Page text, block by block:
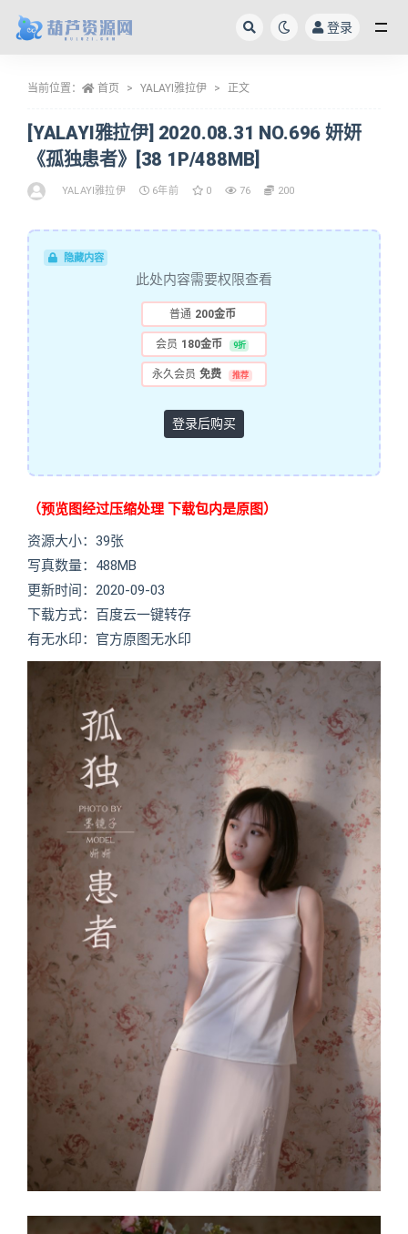
登录
当前位置： 首页 YALAYI雅拉伊 正文
[YALAYI雅拉伊] 2020.08.31 NO.696 妍妍
《孤独患者》[38 1P/488MB]
YALAYI雅拉伊 6年前 0 76 200
隐藏内容
此处内容需要权限查看
普通 200金币
会员 180金币 9折
永久会员 免费 推荐
登录后购买
（预览图经过压缩处理 下载包内是原图）
资源大小：39张
写真数量：488MB
更新时间：2020-09-03
下载方式：百度云一键转存
有无水印：官方原图无水印